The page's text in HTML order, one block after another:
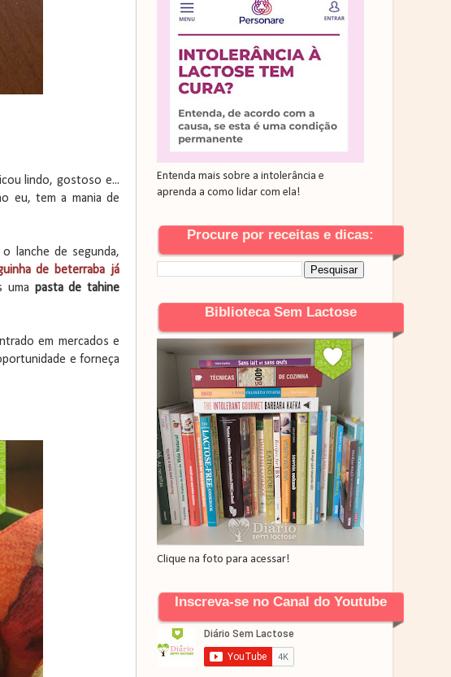
lindo, gostoso e...
eu, tem a mania de
lanche de segunda,
de beterraba já
uma pasta de tahine
em mercados e
e forneça
Entenda mais sobre a intolerância e
aprenda a como lidar com ela!
Procure por receitas e dicas:
Biblioteca Sem Lactose
Clique na foto para acessar!
Inscreva-se no Canal do Youtube